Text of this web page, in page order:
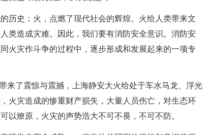
历史；火，点燃了现代社会的辉煌。火给人类带来文
类造成灾难。因此，我们要有消防安全意识。消防安
火灾作斗争的过程中，逐步形成和发展起来的一项专
来了震惊与震撼，上海静安大火给处于车水马龙、浮光
火灾造成的惨重财产损失，大量人员伤亡，对生态环
以燎原，火灾的声势浩大不可不畏，不可不防。